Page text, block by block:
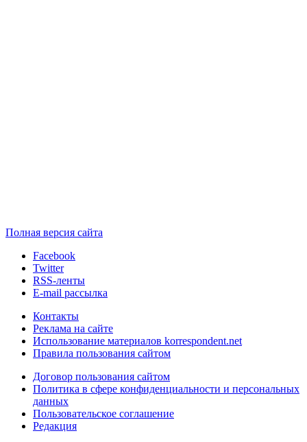
Полная версия сайта
Facebook
Twitter
RSS-ленты
E-mail рассылка
Контакты
Реклама на сайте
Использование материалов korrespondent.net
Правила пользования сайтом
Договор пользования сайтом
Политика в сфере конфиденциальности и персональных
данных
Пользовательское соглашение
Редакция